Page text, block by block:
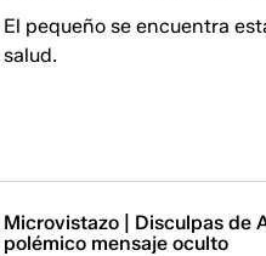
El pequeño se encuentra
salud.
Microvistazo | Disculpas de
polémico mensaje oculto